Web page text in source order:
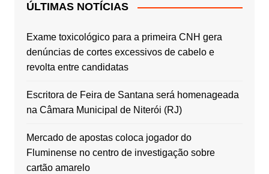
ÚLTIMAS NOTÍCIAS
Exame toxicológico para a primeira CNH gera
denúncias de cortes excessivos de cabelo e
revolta entre candidatas
Escritora de Feira de Santana será homenageada
na Câmara Municipal de Niterói (RJ)
Mercado de apostas coloca jogador do
Fluminense no centro de investigação sobre
cartão amarelo